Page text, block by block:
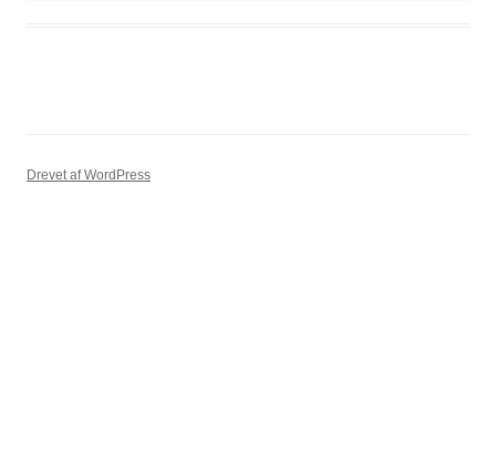
Drevet af WordPress